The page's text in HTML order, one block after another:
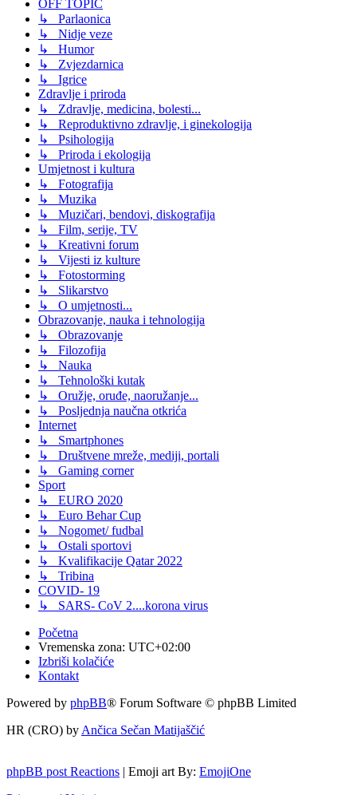
OFF TOPIC
↳ Parlaonica
↳ Nidje veze
↳ Humor
↳ Zvjezdarnica
↳ Igrice
Zdravlje i priroda
↳ Zdravlje, medicina, bolesti...
↳ Reproduktivno zdravlje, i ginekologija
↳ Psihologija
↳ Priroda i ekologija
Umjetnost i kultura
↳ Fotografija
↳ Muzika
↳ Muzičari, bendovi, diskografija
↳ Film, serije, TV
↳ Kreativni forum
↳ Vijesti iz kulture
↳ Fotostorming
↳ Slikarstvo
↳ O umjetnosti...
Obrazovanje, nauka i tehnologija
↳ Obrazovanje
↳ Filozofija
↳ Nauka
↳ Tehnološki kutak
↳ Oružje, oruđe, naoružanje...
↳ Posljednja naučna otkrića
Internet
↳ Smartphones
↳ Društvene mreže, mediji, portali
↳ Gaming corner
Sport
↳ EURO 2020
↳ Euro Behar Cup
↳ Nogomet/ fudbal
↳ Ostali sportovi
↳ Kvalifikacije Qatar 2022
↳ Tribina
COVID- 19
↳ SARS- CoV 2....korona virus
Početna
Vremenska zona: UTC+02:00
Izbriši kolačiće
Kontakt
Powered by phpBB® Forum Software © phpBB Limited
HR (CRO) by Ančica Sečan Matijaščić
phpBB post Reactions | Emoji art By: EmojiOne